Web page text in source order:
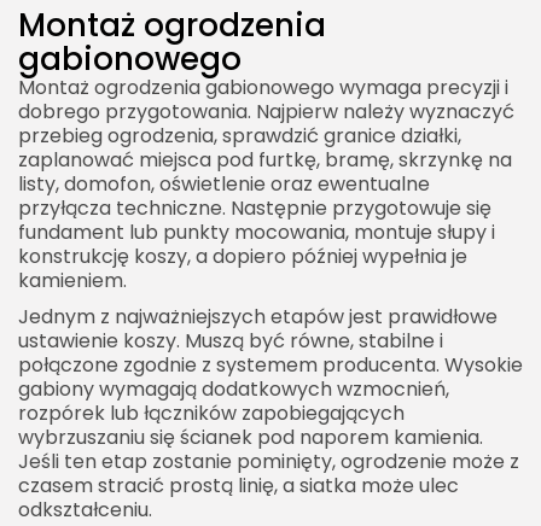
Montaż ogrodzenia
gabionowego
Montaż ogrodzenia gabionowego wymaga precyzji i
dobrego przygotowania. Najpierw należy wyznaczyć
przebieg ogrodzenia, sprawdzić granice działki,
zaplanować miejsca pod furtkę, bramę, skrzynkę na
listy, domofon, oświetlenie oraz ewentualne
przyłącza techniczne. Następnie przygotowuje się
fundament lub punkty mocowania, montuje słupy i
konstrukcję koszy, a dopiero później wypełnia je
kamieniem.
Jednym z najważniejszych etapów jest prawidłowe
ustawienie koszy. Muszą być równe, stabilne i
połączone zgodnie z systemem producenta. Wysokie
gabiony wymagają dodatkowych wzmocnień,
rozpórek lub łączników zapobiegających
wybrzuszaniu się ścianek pod naporem kamienia.
Jeśli ten etap zostanie pominięty, ogrodzenie może z
czasem stracić prostą linię, a siatka może ulec
odkształceniu.